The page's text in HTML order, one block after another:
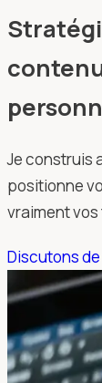
Je construis
positionne
vraiment
Discutons